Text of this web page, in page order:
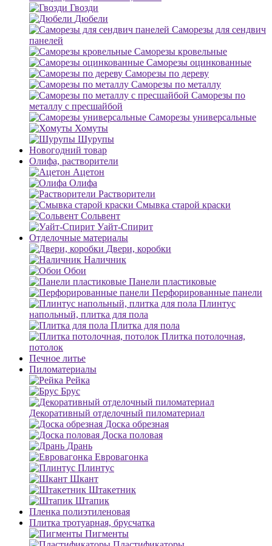
Гвозди
Дюбели
Саморезы для сендвич
панелей
Саморезы кровельные
Саморезы оцинкованные
Саморезы по дереву
Саморезы по металлу
Саморезы по
металлу с пресшайбой
Саморезы универсальные
Хомуты
Шурупы
Новогодний товар
Олифа, растворители
Ацетон
Олифа
Растворители
Смывка старой краски
Сольвент
Уайт-Спирит
Отделочные материалы
Двери, коробки
Наличник
Обои
Панели пластиковые
Перфорированные панели
Плинтус
напольный, плитка для пола
Плитка для пола
Плитка потолочная,
потолок
Печное литье
Пиломатериалы
Рейка
Брус
Декоративный отделочный пиломатериал
Доска обрезная
Доска половая
Дрань
Евровагонка
Плинтус
Шкант
Штакетник
Штапик
Пленка полиэтиленовая
Плитка тротуарная, брусчатка
Пигменты